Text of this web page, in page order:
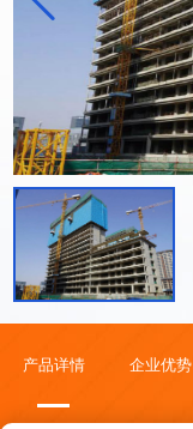
产品详情 企业优势